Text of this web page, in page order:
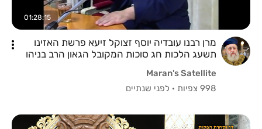
01:28:15
מרן רבנו עובדיה יוסף זצוקל זיעא פרשת האזינו
תשעג הלכות חג סוכות המקובל הגאון הרב בניהו
Maran's Satellite
998 צפיות
· לפני שנתיים